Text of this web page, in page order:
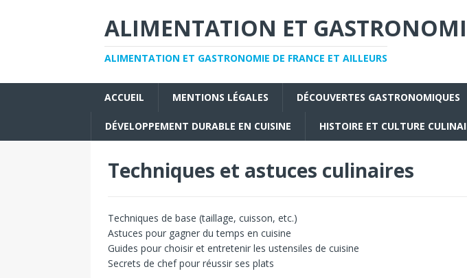
ALIMENTATION ET
ALIMENTATION ET GASTRONOMIE DE FRANCE ET AILLEURS
ACCUEIL MENTIONS LÉGALES DÉCOUVERTES GASTRONOMIQUES
DÉVELOPPEMENT DURABLE EN CUISINE HISTOIRE ET CULTURE
Techniques et astuces culinaires
Techniques de base (taillage, cuisson, etc.)
Astuces pour gagner du temps en cuisine
Guides pour choisir et entretenir les ustensiles de cuisine
Secrets de chef pour réussir ses plats